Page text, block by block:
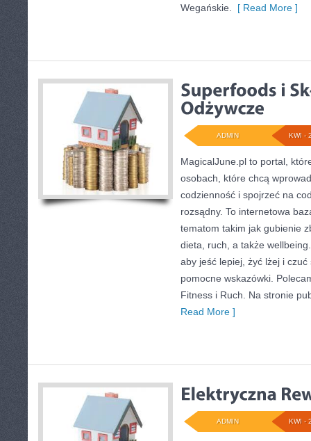
Wegańskie.
[ Read More ]
KWI -
ADMIN
MagicalJune.pl to portal,
osobach, które chcą
codzienność i spojrzeć na
rozsądny. To internetowa
tematom takim jak gubienie
dieta, ruch, a także
aby jeść lepiej, żyć lżej i
pomocne wskazówki.
Fitness i Ruch. Na stronie
Read More ]
KWI -
ADMIN